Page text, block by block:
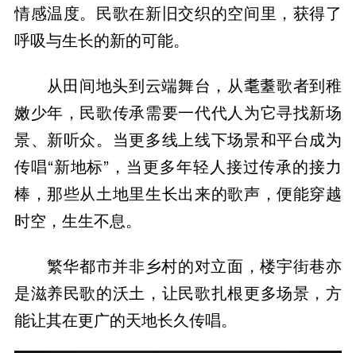
情感温度。民歌在新旧交织的空间里，获得了
呼吸与生长的新的可能。
从田间地头到云端舞台，从耄耋歌者到稚
嫩少年，民歌传承需要一代代人为它寻找新场
景、新听众。当更多线上线下场景和平台成为
传唱“新地标”，当更多年轻人接过传承的接力
棒，那些从土地里生长出来的歌声，便能穿越
时空，生生不息。
繁华都市并非乡村的对立面，楼宇街巷亦
是滋养民歌的沃土，让民歌扎根更多场景，方
能让其在更广的天地长久传唱。